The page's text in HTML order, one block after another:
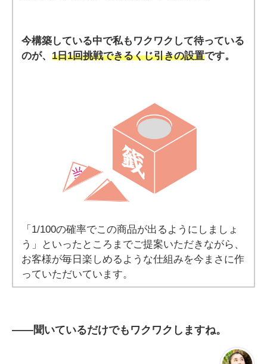
今構築している中で私もワクワクして待っている
のが、1日1回挑戦できるくじ引きの設置です。
「1/100の確率でこの商品が出るようにしましょ
う」といったところまでご提案いただきながら、
お客様が毎日楽しめるような仕組みを今まさに作
っていただいています。
――聞いているだけでもワクワクしますね。